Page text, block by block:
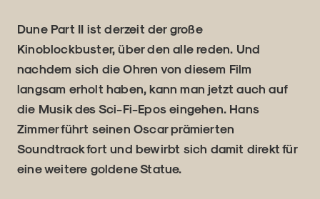
Dune Part II ist derzeit der große
Kinoblockbuster, über den alle reden. Und
nachdem sich die Ohren von diesem Film
langsam erholt haben, kann man jetzt auch auf
die Musik des Sci-Fi-Epos eingehen. Hans
Zimmer führt seinen Oscar prämierten
Soundtrack fort und bewirbt sich damit direkt für
eine weitere goldene Statue.